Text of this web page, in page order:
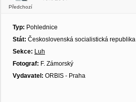
Předchozí
Typ: Pohlednice
Stát: Československá socialistická republika
Sekce: Luh
Fotograf: F. Zámorský
Vydavatel: ORBIS - Praha